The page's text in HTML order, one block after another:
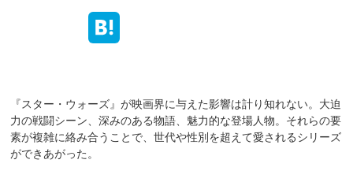
『スター・ウォーズ』が映画界に与えた影響は計り知れない。大迫
力の戦闘シーン、深みのある物語、魅力的な登場人物。それらの要
素が複雑に絡み合うことで、世代や性別を超えて愛されるシリーズ
ができあがった。